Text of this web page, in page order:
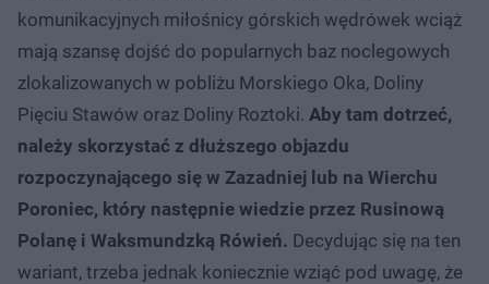
komunikacyjnych miłośnicy górskich wędrówek wciąż
mają szansę dojść do popularnych baz noclegowych
zlokalizowanych w pobliżu Morskiego Oka, Doliny
Pięciu Stawów oraz Doliny Roztoki. Aby tam dotrzeć,
należy skorzystać z dłuższego objazdu
rozpoczynającego się w Zazadniej lub na Wierchu
Poroniec, który następnie wiedzie przez Rusinową
Polanę i Waksmundzką Rówień. Decydując się na ten
wariant, trzeba jednak koniecznie wziąć pod uwagę, że